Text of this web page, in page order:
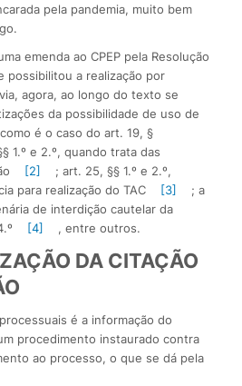
pela pandemia, muito bem
emenda ao CPEP pela Resolução
possibilitou a realização por
agora, ao longo do texto se
da possibilidade de uso de
é o caso do art. 19, §
1.º e 2.º, quando trata das
[2]
; art. 25, §§ 1.º e 2.º,
para realização do TAC
[3]
; a
de interdição cautelar da
[4] , entre outros.
DA CITAÇÃO
é a informação do
procedimento instaurado contra
ao processo, o que se dá pela